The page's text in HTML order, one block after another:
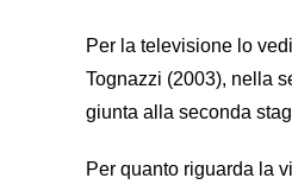
Per la televisione lo
Tognazzi (2003), nella
giunta alla seconda
Per quanto riguarda la